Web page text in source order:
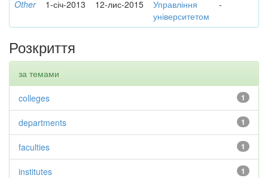
Other 1-січ-2013 12-лис-2015
Управління
університетом
-
Розкриття
за темами
1
colleges
1
departments
1
faculties
1
institutes